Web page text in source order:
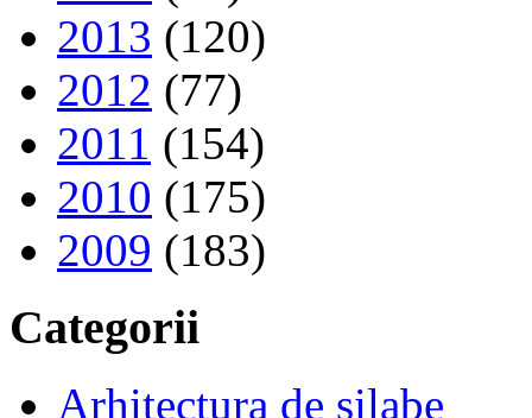
2013 (120)
2012 (77)
2011 (154)
2010 (175)
2009 (183)
Categorii
Arhitectura de silabe